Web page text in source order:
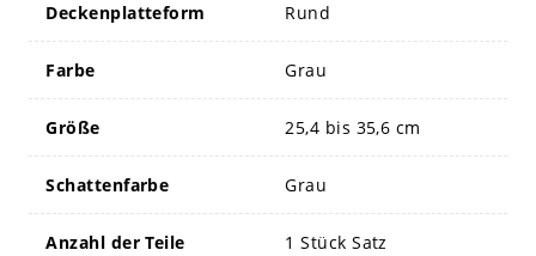
Deckenplatteform Rund
Farbe Grau
Größe 25,4 bis 35,6 cm
Schattenfarbe Grau
Anzahl der Teile 1 Stück Satz